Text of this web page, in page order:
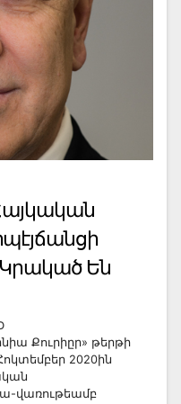
Կրակած Են
Քուրիըր» թերթի
2020ին
վառութեամբ